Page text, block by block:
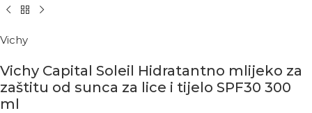
Vichy
Vichy Capital Soleil Hidratantno mlijeko za
zaštitu od sunca za lice i tijelo SPF30 300
ml